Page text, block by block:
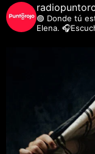
🟣 Donde tú
Elena.